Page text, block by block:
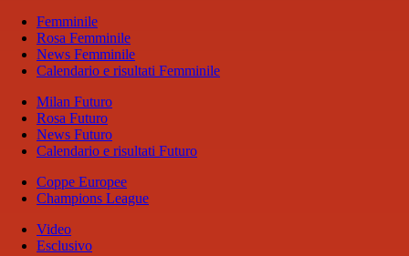
Femminile
Rosa Femminile
News Femminile
Calendario e risultati Femminile
Milan Futuro
Rosa Futuro
News Futuro
Calendario e risultati Futuro
Coppe Europee
Champions League
Video
Esclusivo